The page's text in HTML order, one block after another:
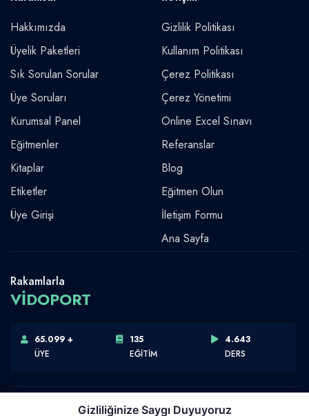
Hakkımızda
Üyelik Paketleri
Sık Sorulan Sorular
Üye Soruları
Kurumsal Panel
Eğitmenler
Kitaplar
Etiketler
Üye Girişi
Gizlilik Politikası
Kullanım Politikası
Çerez Politikası
Çerez Yönetimi
Online Excel Sınavı
Referanslar
Blog
Eğitmen Olun
İletişim Formu
Ana Sayfa
Rakamlarla
VİDOPORT
65.099 +
ÜYE
135
EĞİTİM
4.643
DERS
Gizliliğinize Saygı Duyuyoruz